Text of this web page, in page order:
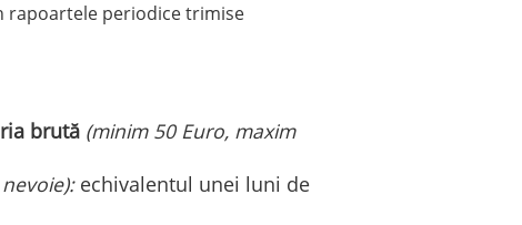
rapoartele periodice trimise
brută (minim 50 Euro, maxim
echivalentul unei luni de